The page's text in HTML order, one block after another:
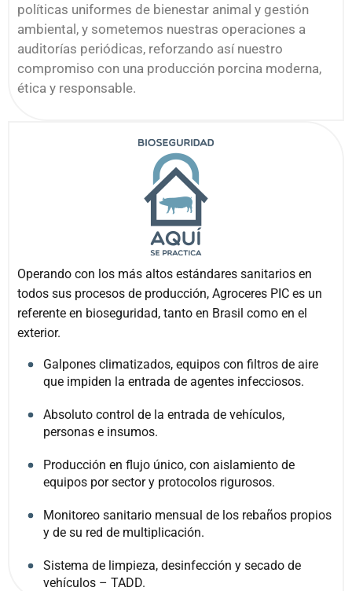
políticas uniformes de bienestar animal y gestión
ambiental, y sometemos nuestras operaciones a
auditorías periódicas, reforzando así nuestro
compromiso con una producción porcina moderna,
ética y responsable.
Operando con los más altos estándares sanitarios en
todos sus procesos de producción, Agroceres PIC es un
referente en bioseguridad, tanto en Brasil como en el
exterior.
Galpones climatizados, equipos con filtros de aire
que impiden la entrada de agentes infecciosos.
Absoluto control de la entrada de vehículos,
personas e insumos.
Producción en flujo único, con aislamiento de
equipos por sector y protocolos rigurosos.
Monitoreo sanitario mensual de los rebaños propios
y de su red de multiplicación.
Sistema de limpieza, desinfección y secado de
vehículos – TADD.